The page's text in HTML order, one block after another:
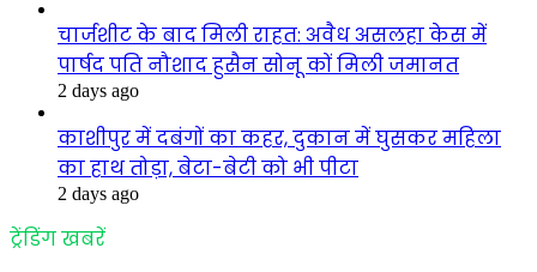
चार्जशीट के बाद मिली राहत: अवैध असलहा केस में
पार्षद पति नौशाद हुसैन सोनू कों मिली जमानत
2 days ago
काशीपुर में दबंगों का कहर, दुकान में घुसकर महिला
का हाथ तोड़ा, बेटा-बेटी को भी पीटा
2 days ago
ट्रेंडिंग खबरें